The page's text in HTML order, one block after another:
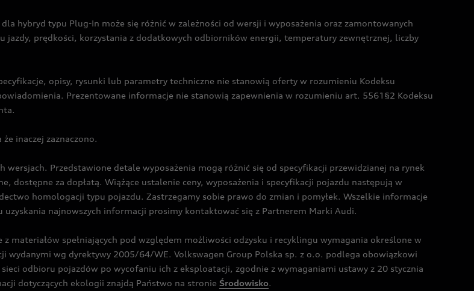
hybryd typu Plug-In może się różnić w zależności od wersji i wyposażenia oraz zamontowanych
jazdy, prędkości, korzystania z dodatkowych odbiorników energii, temperatury zewnętrznej, liczby
opisy, rysunki lub parametry techniczne nie stanowią oferty w rozumieniu Kodeksu
Prezentowane informacje nie stanowią zapewnienia w rozumieniu art. 5561§2 Kodeksu
inaczej zaznaczono.
Przedstawione detale wyposażenia mogą różnić się od specyfikacji przewidzianej na rynek
dostępne za dopłatą. Wiążące ustalenie ceny, wyposażenia i specyfikacji pojazdu następują w
homologacji typu pojazdu. Zastrzegamy sobie prawo do zmian i pomyłek. Wszelkie informacje
najnowszych informacji prosimy kontaktować się z Partnerem Marki Audi.
materiałów spełniających pod względem możliwości odzysku i recyklingu wymagania określone w
wydanymi wg dyrektywy 2005/64/WE. Volkswagen Group Polska sp. z o.o. podlega obowiązkowi
odbioru pojazdów po wycofaniu ich z eksploatacji, zgodnie z wymaganiami ustawy z 20 stycznia
dotyczących ekologii znajdą Państwo na stronie Środowisko.